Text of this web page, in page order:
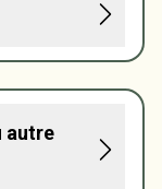
autre